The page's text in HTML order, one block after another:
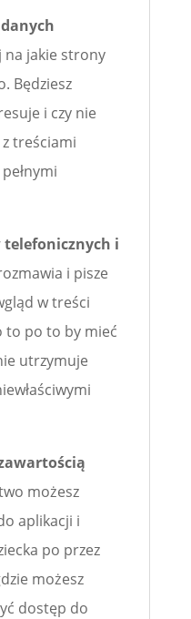
na jakie strony
Będziesz
i czy nie
treściami
i
i pisze
w treści
to po to by mieć
utrzymuje
możesz
aplikacji i
po przez
możesz
dostęp do